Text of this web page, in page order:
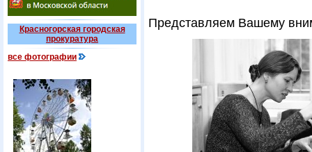
Красногорская городская
прокуратура
все фотографии
Представляем Вашему